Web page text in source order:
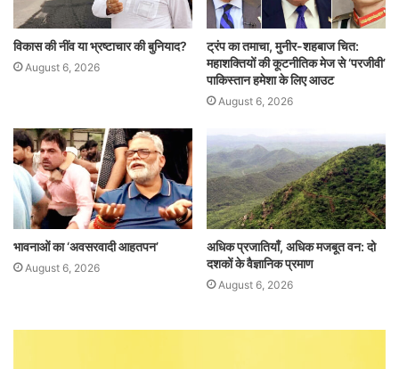
विकास की नींव या भ्रष्टाचार की बुनियाद?
August 6, 2026
ट्रंप का तमाचा, मुनीर-शहबाज चित:
महाशक्तियों की कूटनीतिक मेज से ‘परजीवी’
पाकिस्तान हमेशा के लिए आउट
August 6, 2026
भावनाओं का ‘अवसरवादी आहतपन’
August 6, 2026
अधिक प्रजातियाँ, अधिक मजबूत वन: दो
दशकों के वैज्ञानिक प्रमाण
August 6, 2026